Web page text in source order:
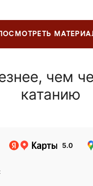
ПОСМОТРЕТЬ
чем
катанию
5.0